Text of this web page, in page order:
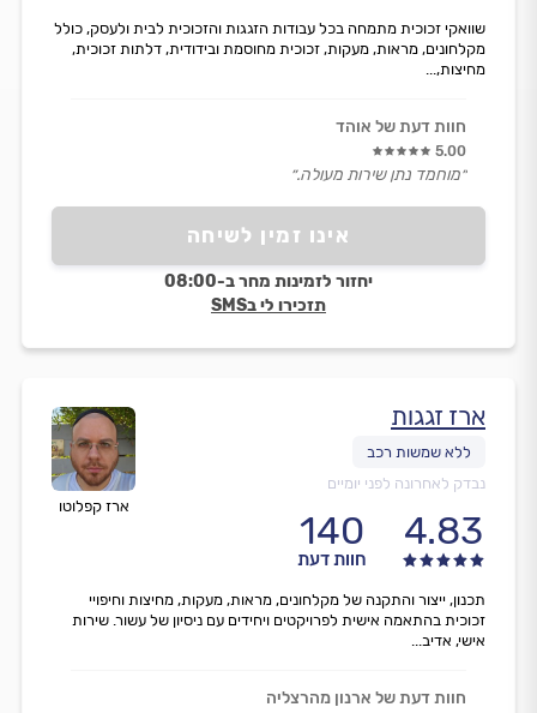
אינו זמין לשיחה
יחזור לזמינות מחר ב-08:00
תזכירו לי בSMS
שוואקי זכוכית מתמחה בכל עבודות הזגגות והזכוכית לבית ולעסק, כולל
מקלחונים, מראות, מעקות, זכוכית מחוסמת ובידודית, דלתות זכוכית,
מחיצות,...
חוות דעת של אוהד
5.00
״מוחמד נתן שירות מעולה.״
ארז קפלוטו
ארז זגגות
נבדק לאחרונה לפני יומיים
4.83
140
חוות דעת
תכנון, ייצור והתקנה של מקלחונים, מראות, מעקות, מחיצות וחיפויי
זכוכית בהתאמה אישית לפרויקטים ויחידים עם ניסיון של עשור. שירות
אישי, אדיב...
חוות דעת של ארנון מהרצליה